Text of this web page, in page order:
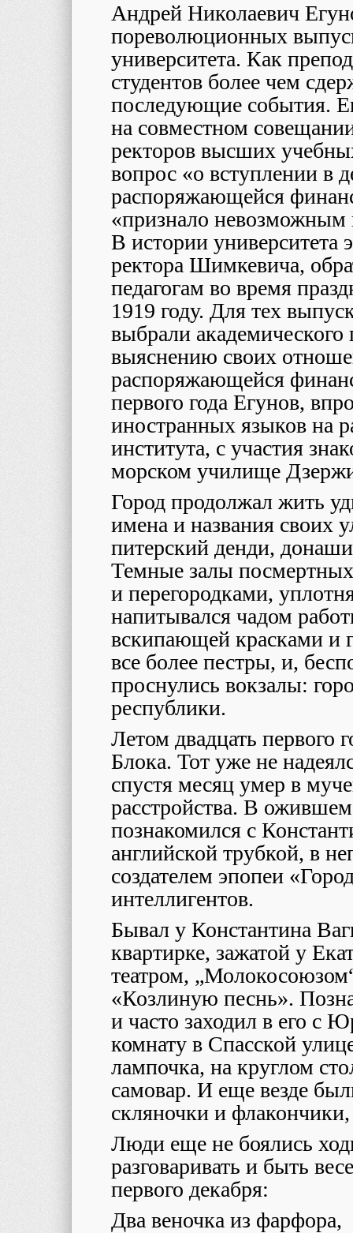
Андрей Николаевич
пореволюционных
университета. Как
студентов более чем
последующие события.
на совместном
ректоров высших
вопрос «о вступлении в
распоряжающейся
«признало невозможным
В истории университета
ректора Шимкевича,
педагогам во время
1919 году. Для тех
выбрали
выяснению своих
распоряжающейся
первого года Егунов,
иностранных языков на
института, с участия
морском училище
Город продолжал жить
имена и названия своих
питерский денди,
Темные залы
и перегородками,
напитывался чадом
вскипающей красками и
все более пестры, и,
проснулись вокзалы:
республики.
Летом двадцать первого
Блока. Тот уже не
спустя месяц умер в
расстройства. В
познакомился с
английской трубкой, в
создателем эпопеи
интеллигентов.
Бывал у Константина
квартирке, зажатой у
театром,
«Козлиную песнь».
и часто заходил в его
комнату в Спасской
лампочка, на круглом
самовар. И еще везде
скляночки и
Люди еще не боялись
разговаривать и быть
первого декабря:
Два веночка из фарфора,